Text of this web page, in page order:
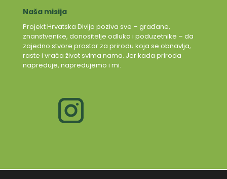
Naša misija
Projekt Hrvatska Divlja poziva sve – građane,
znanstvenike, donositelje odluka i poduzetnike – da
zajedno stvore prostor za prirodu koja se obnavlja,
raste i vraća život svima nama. Jer kada priroda
napreduje, napredujemo i mi.